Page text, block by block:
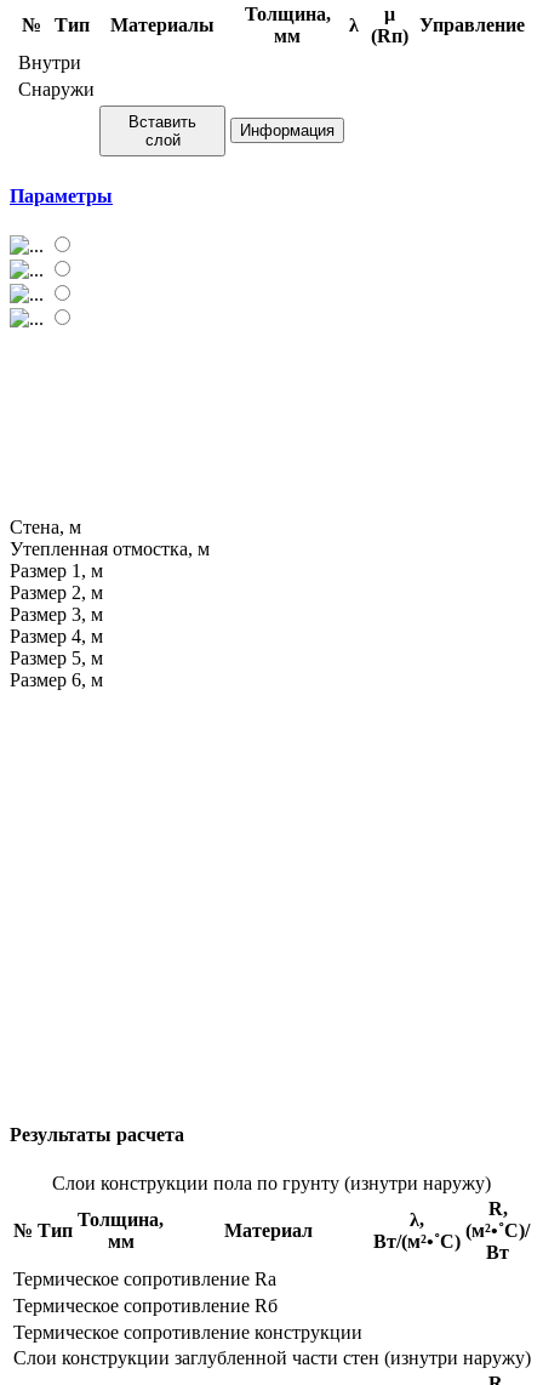
№
Тип Материалы
Толщина,
мм
λ
μ
(Rп)
Управление
Внутри
Снаружи
Вставить
слой
Информация
Параметры
Стена, м
Утепленная отмостка, м
Размер 1, м
Размер 2, м
Размер 3, м
Размер 4, м
Размер 5, м
Размер 6, м
Результаты расчета
Слои конструкции пола по грунту (изнутри наружу)
№ Тип
Толщина,
мм
Материал
λ,
Вт/(м²•˚С)
R,
(м²•˚С)/
Вт
Термическое сопротивление Rа
Термическое сопротивление Rб
Термическое сопротивление конструкции
Слои конструкции заглубленной части стен (изнутри наружу)